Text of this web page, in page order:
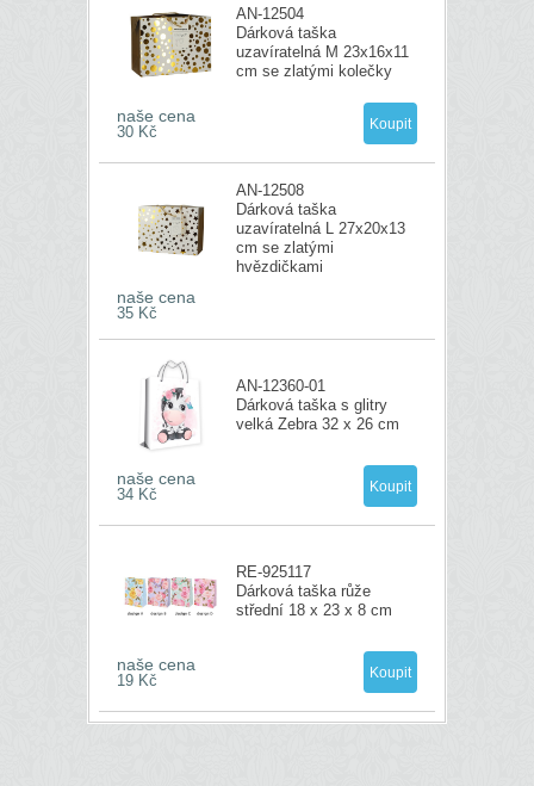
AN-12504
Dárková taška
uzavíratelná M 23x16x11
cm se zlatými kolečky
naše cena
30 Kč
AN-12508
Dárková taška
uzavíratelná L 27x20x13
cm se zlatými
hvězdičkami
naše cena
35 Kč
AN-12360-01
Dárková taška s glitry
velká Zebra 32 x 26 cm
naše cena
34 Kč
RE-925117
Dárková taška růže
střední 18 x 23 x 8 cm
naše cena
19 Kč